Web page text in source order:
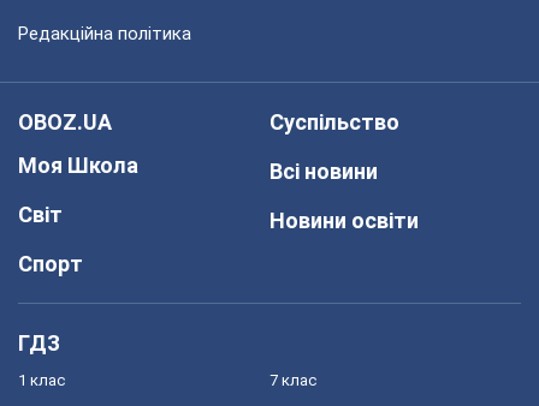
Редакційна політика
OBOZ.UA
Моя Школа
Світ
Спорт
Суспільство
Всі новини
Новини освіти
ГДЗ
1 клас 7 клас